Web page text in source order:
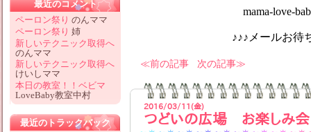
mama-love-
♪♪♪メールお待ちして
前の記事 次の記事
2016/03/11(金)
つどいの広場 お楽しみ会
最近のコメント
ペーロン祭り のんママ
ペーロン祭り 姉
新しいテクニック取得へ
のんママ
新しいテクニック取得へ
けいしママ
本日の教室！！ベビマ
LoveBaby教室中村
最近のトラックバック